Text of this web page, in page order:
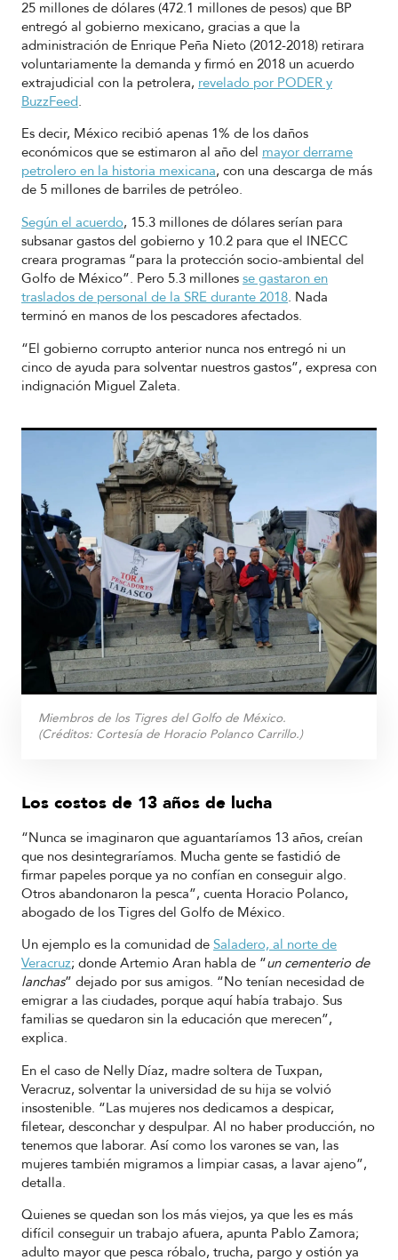
25 millones de dólares (472.1 millones de pesos) que BP
entregó al gobierno mexicano, gracias a que la
administración de Enrique Peña Nieto (2012-2018) retirara
voluntariamente la demanda y firmó en 2018 un acuerdo
extrajudicial con la petrolera, revelado por PODER y
BuzzFeed.
Es decir, México recibió apenas 1% de los daños
económicos que se estimaron al año del mayor derrame
petrolero en la historia mexicana, con una descarga de más
de 5 millones de barriles de petróleo.
Según el acuerdo, 15.3 millones de dólares serían para
subsanar gastos del gobierno y 10.2 para que el INECC
creara programas “para la protección socio-ambiental del
Golfo de México”. Pero 5.3 millones se gastaron en
traslados de personal de la SRE durante 2018. Nada
terminó en manos de los pescadores afectados.
“El gobierno corrupto anterior nunca nos entregó ni un
cinco de ayuda para solventar nuestros gastos”, expresa con
indignación Miguel Zaleta.
Miembros de los Tigres del Golfo de México.
(Créditos: Cortesía de Horacio Polanco Carrillo.)
Los costos de 13 años de lucha
“Nunca se imaginaron que aguantaríamos 13 años, creían
que nos desintegraríamos. Mucha gente se fastidió de
firmar papeles porque ya no confían en conseguir algo.
Otros abandonaron la pesca”, cuenta Horacio Polanco,
abogado de los Tigres del Golfo de México.
Un ejemplo es la comunidad de Saladero, al norte de
Veracruz; donde Artemio Aran habla de “un cementerio de
lanchas” dejado por sus amigos. “No tenían necesidad de
emigrar a las ciudades, porque aquí había trabajo. Sus
familias se quedaron sin la educación que merecen”,
explica.
En el caso de Nelly Díaz, madre soltera de Tuxpan,
Veracruz, solventar la universidad de su hija se volvió
insostenible. “Las mujeres nos dedicamos a despicar,
filetear, desconchar y despulpar. Al no haber producción, no
tenemos que laborar. Así como los varones se van, las
mujeres también migramos a limpiar casas, a lavar ajeno”,
detalla.
Quienes se quedan son los más viejos, ya que les es más
difícil conseguir un trabajo afuera, apunta Pablo Zamora;
adulto mayor que pesca róbalo, trucha, pargo y ostión ya